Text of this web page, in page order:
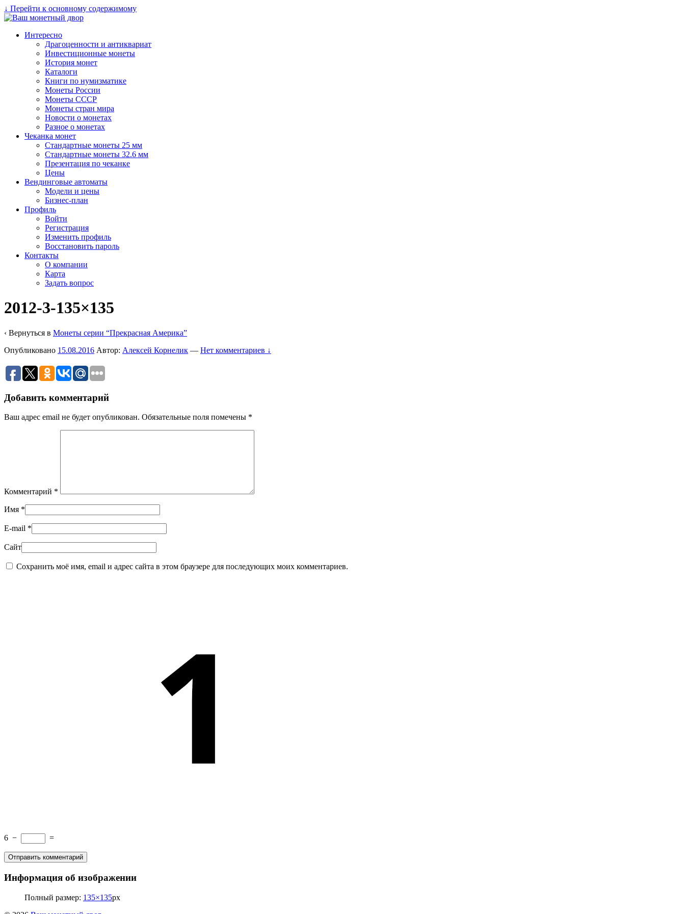
↓ Перейти к основному содержимому
Интересно
Драгоценности и антиквариат
Инвестиционные монеты
История монет
Каталоги
Книги по нумизматике
Монеты России
Монеты СССР
Монеты стран мира
Новости о монетах
Разное о монетах
Чеканка монет
Стандартные монеты 25 мм
Стандартные монеты 32.6 мм
Презентация по чеканке
Цены
Вендинговые автоматы
Модели и цены
Бизнес-план
Профиль
Войти
Регистрация
Изменить профиль
Восстановить пароль
Контакты
О компании
Карта
Задать вопрос
2012-3-135×135
‹ Вернуться в Монеты серии “Прекрасная Америка”
Опубликовано 15.08.2016 Автор: Алексей Корнелик — Нет комментариев ↓
Добавить комментарий
Ваш адрес email не будет опубликован. Обязательные поля помечены *
Комментарий *
Имя *
E-mail *
Сайт
Сохранить моё имя, email и адрес сайта в этом браузере для последующих моих комментариев.
6 − =
Информация об изображении
Полный размер: 135×135px